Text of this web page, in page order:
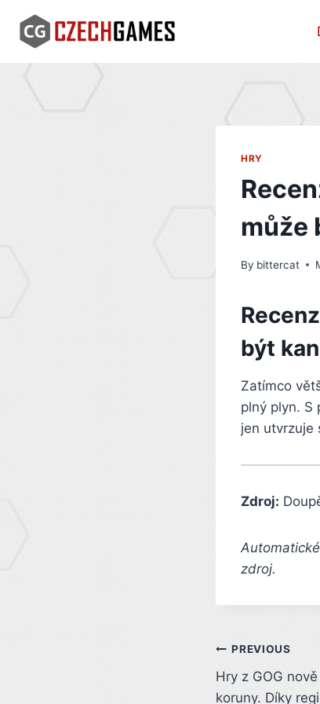
content
HRY
může
By bittercat
být
Zatímco
plný plyn. S
jen utvrzuje
Zdroj:
zdroj.
Post
PREVIOUS
Hry z GOG
koruny. Díky